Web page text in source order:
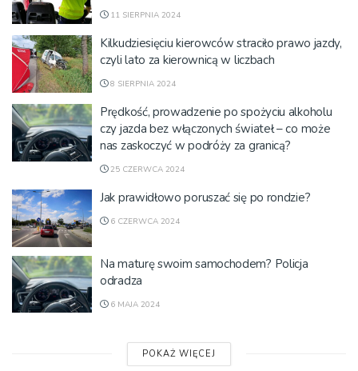
11 SIERPNIA 2024
Kilkudziesięciu kierowców straciło prawo jazdy,
czyli lato za kierownicą w liczbach
8 SIERPNIA 2024
Prędkość, prowadzenie po spożyciu alkoholu
czy jazda bez włączonych świateł – co może
nas zaskoczyć w podróży za granicą?
25 CZERWCA 2024
Jak prawidłowo poruszać się po rondzie?
6 CZERWCA 2024
Na maturę swoim samochodem? Policja
odradza
6 MAJA 2024
POKAŻ WIĘCEJ